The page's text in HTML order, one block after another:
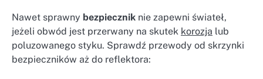
Nawet sprawny bezpiecznik nie zapewni świateł,
jeżeli obwód jest przerwany na skutek korozja lub
poluzowanego styku. Sprawdź przewody od skrzynki
bezpieczników aż do reflektora: